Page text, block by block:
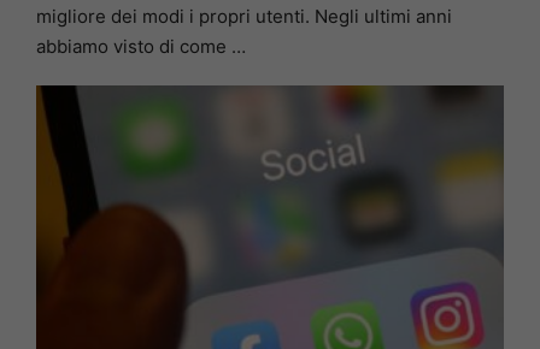
migliore dei modi i propri utenti. Negli ultimi anni
abbiamo visto di come …